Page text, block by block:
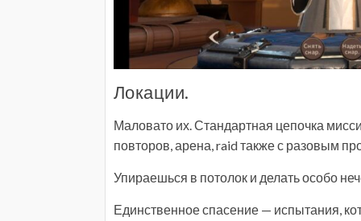
Локации.
Маловато их. Стандартная цепочка
повторов, арена, raid также с разовым
Упираешься в потолок и делать особо
Единственное спасение — испытания,